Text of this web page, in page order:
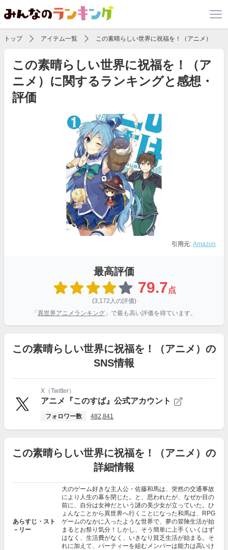
トップ アイテム一覧 この素晴らしい世界に祝福を！（アニメ）
この素晴らしい世界に祝福を！（ア
ニメ）に関するランキングと感想・
評価
引用元: Amazon
最高評価
79.7点
(3,172人の評価)
「 異世界アニメランキング 」で最も高い評価を得ています。
この素晴らしい世界に祝福を！（アニメ）の
SNS情報
X（Twitter）
アニメ『このすば』公式アカウント
フォロワー数 482,841
この素晴らしい世界に祝福を！（アニメ）の
詳細情報
あらすじ・スト
－リー
大のゲーム好きな主人公・佐藤和馬は、突然の交通事故
により人生の幕を閉じた。と、思われたが、なぜか目の
前に、自分は女神だという謎の美少女が立っていた。ひ
ょんなことから異世界へ行くことになった和馬は、RPG
ゲームのなかに入ったような世界で、夢の冒険生活が始
まるとお祭り気分！しかし、そう簡単に上手くいくはず
はなく、生活費がなく、いきなり貧乏生活が始まる。そ
れに加えて、パーティーを組むメンバーは能力は高いけ